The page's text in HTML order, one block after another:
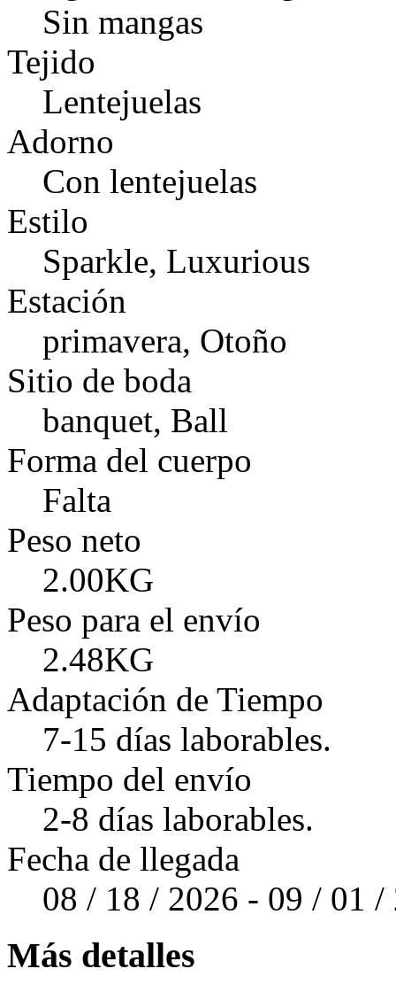
Sin mangas
Tejido
Lentejuelas
Adorno
Con lentejuelas
Estilo
Sparkle, Luxurious
Estación
primavera, Otoño
Sitio de boda
banquet, Ball
Forma del cuerpo
Falta
Peso neto
2.00KG
Peso para el envío
2.48KG
Adaptación de Tiempo
7-15 días laborables.
Tiempo del envío
2-8 días laborables.
Fecha de llegada
08 / 18 / 2026 - 09 / 01 /
Más detalles